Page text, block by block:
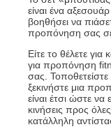
είναι ένα
βοηθήσει να
προπόνηση σας
Είτε το θέλετε
για προπόνηση
σας.
ξεκινήστε μια
είναι έτσι ώστε
κινήσεις προς
κατάλληλη